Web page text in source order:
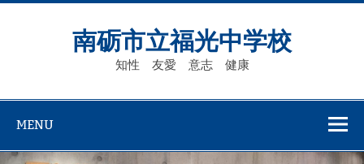
Skip
南砺市立福光中学校
知性 友愛 意志 健康
MENU